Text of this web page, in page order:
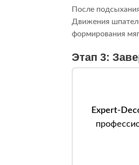
После
Движения
формирования
Этап 3:
Expert-